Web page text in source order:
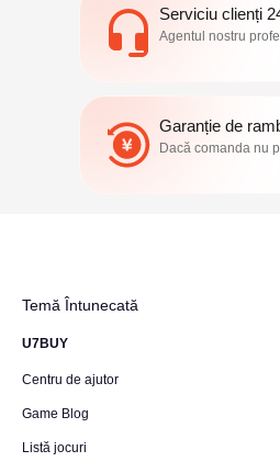
Serviciu clienți
Agentul nostru
Garanție de
Dacă comanda nu
Temă Întunecată
U7BUY
Centru de ajutor
Game Blog
Listă jocuri